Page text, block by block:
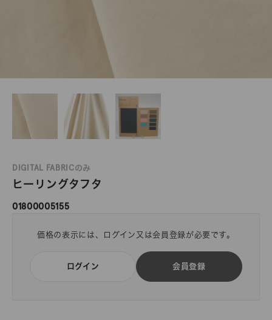
DIGITAL FABRICのみ
ヒーリングタフタ
01800005155
価格の表示には、ログイン又は会員登録が必要です。
ログイン 会員登録